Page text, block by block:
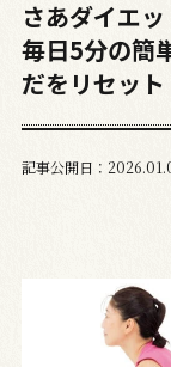
さあダイエッ
毎日5分の簡
だをリセット
記事公開日 2026.01